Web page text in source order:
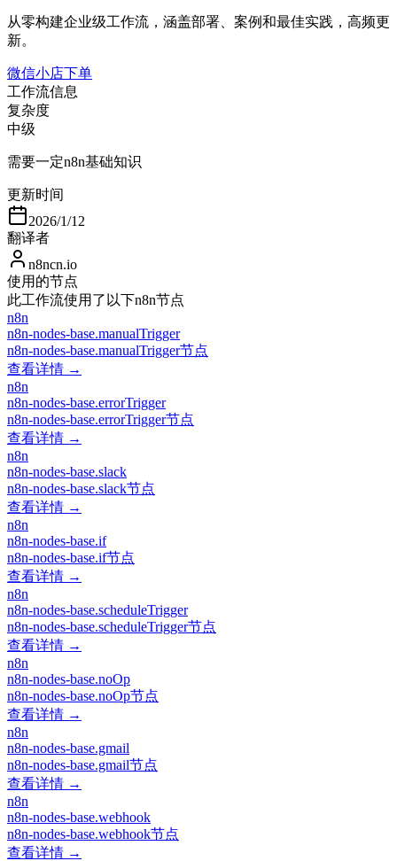
从零构建企业级工作流，涵盖部署、案例和最佳实践，高频更
新。
微信小店下单
工作流信息
复杂度
中级
需要一定n8n基础知识
更新时间
2026/1/12
翻译者
n8ncn.io
使用的节点
此工作流使用了以下n8n节点
n8n
n8n-nodes-base.manualTrigger
n8n-nodes-base.manualTrigger节点
查看详情 →
n8n
n8n-nodes-base.errorTrigger
n8n-nodes-base.errorTrigger节点
查看详情 →
n8n
n8n-nodes-base.slack
n8n-nodes-base.slack节点
查看详情 →
n8n
n8n-nodes-base.if
n8n-nodes-base.if节点
查看详情 →
n8n
n8n-nodes-base.scheduleTrigger
n8n-nodes-base.scheduleTrigger节点
查看详情 →
n8n
n8n-nodes-base.noOp
n8n-nodes-base.noOp节点
查看详情 →
n8n
n8n-nodes-base.gmail
n8n-nodes-base.gmail节点
查看详情 →
n8n
n8n-nodes-base.webhook
n8n-nodes-base.webhook节点
查看详情 →